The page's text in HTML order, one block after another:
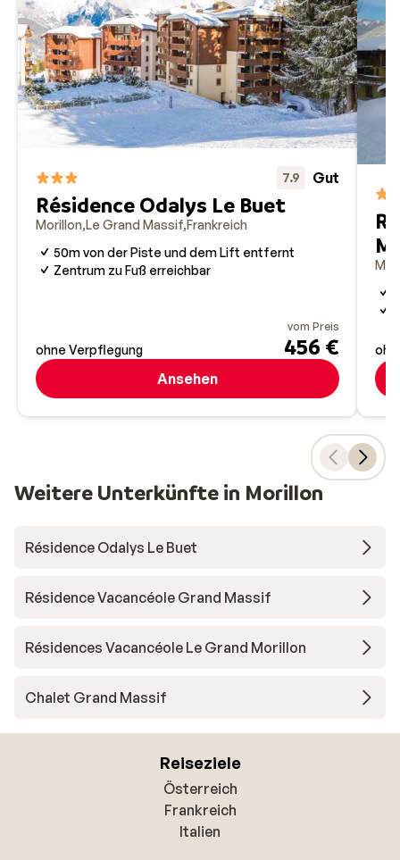
7.9 Gut
Résidence Odalys Le Buet
Morillon Le Grand Massif Frankreich
50m von der Piste und dem Lift entfernt
Zentrum zu Fuß erreichbar
ohne Verpflegung
vom Preis
456 €
Ansehen
Weitere Unterkünfte in Morillon
Résidence Odalys Le Buet
Résidence Vacancéole Grand Massif
Résidences Vacancéole Le Grand Morillon
Chalet Grand Massif
Reiseziele
Österreich
Frankreich
Italien